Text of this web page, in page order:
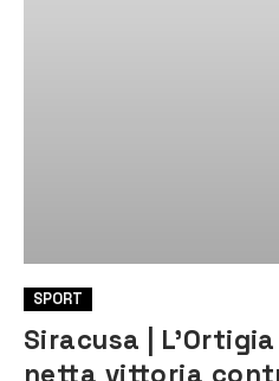
SPORT
Siracusa |